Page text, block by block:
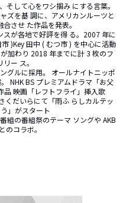
そして心をワシ掴み にする言葉。
ズを基 調に、アメリカンルーツと
させ た作品を発表。
が各地で好評を得 る。2007 年に
)Key 田中 ( むつ市 ) を中心に活動
加わり 2018 年までに計 3 枚のフ
ー ス。
グルに採用。 オールナイトニッポ
NHK BS プレミアムドラマ「お父
品 映画「レフトフライ」挿入歌
くだいらにて「雨ふ らしカルテッ
」がスタート
組の番組祭のテーマ ソングや AKB
のコラボ。